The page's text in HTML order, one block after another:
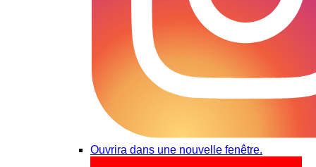
Ouvrira dans une nouvelle fenêtre.